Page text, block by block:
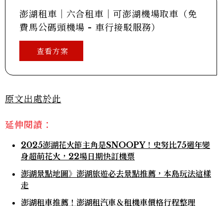
澎湖租車｜六合租車｜可澎湖機場取車（免
費馬公碼頭機場 - 車行接駁服務）
查看方案
原文出處於此
延伸閱讀：
2025澎湖花火節主角是SNOOPY！史努比75週年變
身超萌花火，22場日期快訂機票
澎湖景點地圖》澎湖旅遊必去景點推薦，本島玩法這樣
走
澎湖租車推薦！澎湖租汽車＆租機車價格行程整理